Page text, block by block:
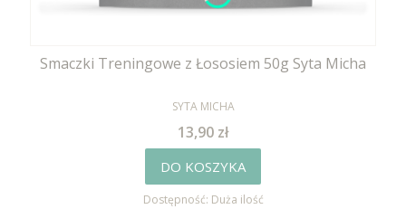
Smaczki Treningowe z Łososiem 50g Syta Micha
PRODUCENT
SYTA MICHA
Cena
13,90 zł
DO KOSZYKA
Dostępność: Duża ilość